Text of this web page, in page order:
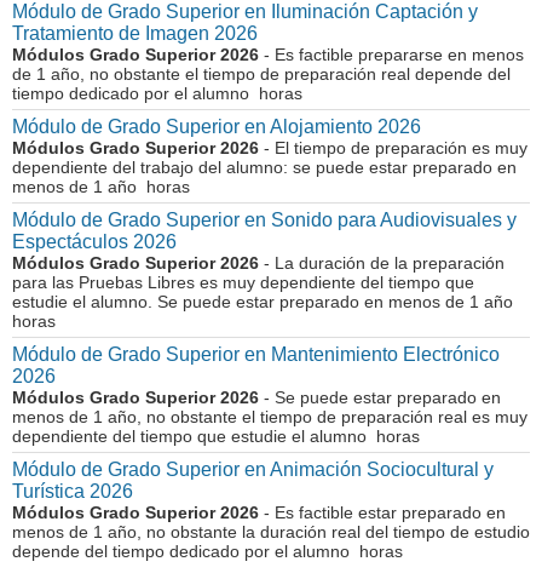
Módulo de Grado Superior en Iluminación Captación y
Tratamiento de Imagen 2026
Módulos Grado Superior 2026 - Es factible prepararse en menos
de 1 año, no obstante el tiempo de preparación real depende del
tiempo dedicado por el alumno horas
Módulo de Grado Superior en Alojamiento 2026
Módulos Grado Superior 2026 - El tiempo de preparación es muy
dependiente del trabajo del alumno: se puede estar preparado en
menos de 1 año horas
Módulo de Grado Superior en Sonido para Audiovisuales y
Espectáculos 2026
Módulos Grado Superior 2026 - La duración de la preparación
para las Pruebas Libres es muy dependiente del tiempo que
estudie el alumno. Se puede estar preparado en menos de 1 año
horas
Módulo de Grado Superior en Mantenimiento Electrónico
2026
Módulos Grado Superior 2026 - Se puede estar preparado en
menos de 1 año, no obstante el tiempo de preparación real es muy
dependiente del tiempo que estudie el alumno horas
Módulo de Grado Superior en Animación Sociocultural y
Turística 2026
Módulos Grado Superior 2026 - Es factible estar preparado en
menos de 1 año, no obstante la duración real del tiempo de estudio
depende del tiempo dedicado por el alumno horas